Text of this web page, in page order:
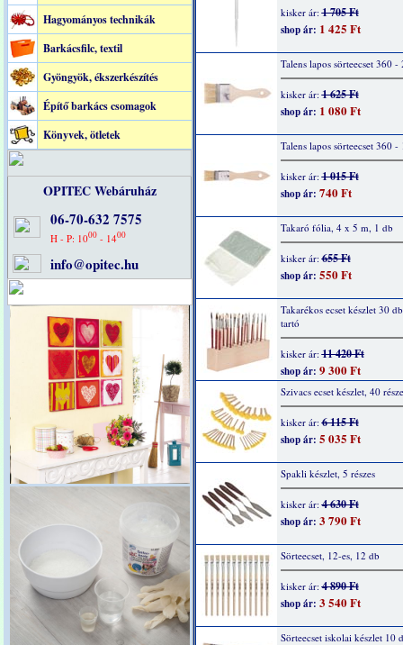
Hagyományos technikák
Barkácsfilc, textil
Gyöngyök, ékszerkészítés
Építő barkács csomagok
Könyvek, ötletek
OPITEC Webáruház
06-70-632 7575
H - P: 1000 - 1400
info@opitec.hu
kisker ár:1 705 Ft
shop ár: 1 425 Ft
Talens lapos sörteecset 360 -
kisker ár:1 625 Ft
shop ár: 1 080 Ft
Talens lapos sörteecset 360 -
kisker ár:1 015 Ft
shop ár: 740 Ft
Takaró fólia, 4 x 5 m, 1 db
kisker ár:655 Ft
shop ár: 550 Ft
Takarékos ecset készlet 30
tartó
kisker ár:11 420 Ft
shop ár: 9 300 Ft
Szivacs ecset készlet, 40
kisker ár:6 115 Ft
shop ár: 5 035 Ft
Spakli készlet, 5 részes
kisker ár:4 630 Ft
shop ár: 3 790 Ft
Sörteecset, 12-es, 12 db
kisker ár:4 890 Ft
shop ár: 3 540 Ft
Sörteecset iskolai készlet 10